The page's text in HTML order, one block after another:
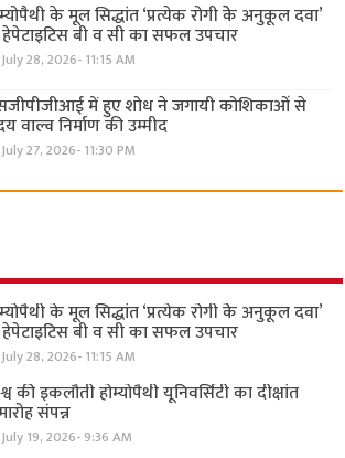
के मूल सिद्धांत ‘प्रत्येक रोगी केे अनुकूल दवा’
बी व सी का सफल उपचार
July 28, 2026- 11:15 AM
में हुए शोध ने जगायी कोशिकाओं से
वाल्व निर्माण की उम्मीद
July 27, 2026- 11:30 PM
के मूल सिद्धांत ‘प्रत्येक रोगी केे अनुकूल दवा’
बी व सी का सफल उपचार
July 28, 2026- 11:15 AM
की इकलौती होम्योपैथी यूनिवर्सिटी का दीक्षांत
संपन्न
July 19, 2026- 9:36 AM